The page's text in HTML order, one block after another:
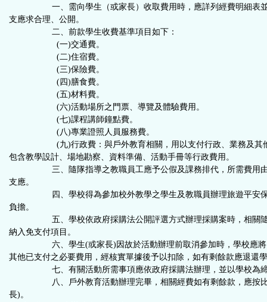
一、需向學生（或家長）收取費用時，應詳列經費明細表並
支應求合理、公開。
二、前款學生收費基準項目如下：
(一)交通費。
(二)住宿費。
(三)保險費。
(四)膳食費。
(五)材料費。
(六)活動場所之門票、導覽及體驗費用。
(七)課程講師鐘點費。
(八)專業證照人員服務費。
(九)行政費：與戶外教育相關，用以支付行政、業務及其他
包含教學設計、場地勘察、資料準備、活動手冊等行政費用。
三、隨隊指導之教職員工應予公假及課務排代，所需費用由
支應。
四、學校得為參加校外教學之學生及教職員辦理旅遊平安保
負擔。
五、學校依政府採購法公開評選方式辦理採購案時，相關隨
納入免支付項目。
六、學生(或家長)因故於活動辦理前取消參加時，學校應將
其他已支付之必要費用，經核實單據後予以扣除，如有剩餘款應退還
七、有關活動所需事項應依政府採購法辦理，並以學校為締
八、戶外教育活動辦理完畢，相關經費如有剩餘款，應按比
長)。